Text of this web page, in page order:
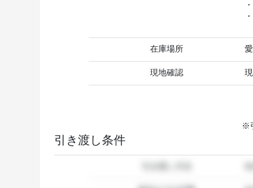
在庫場所
現地確認
※
引き渡し条件